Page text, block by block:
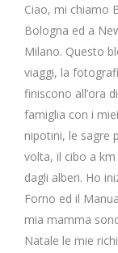
Ciao, mi chiamo
Bologna ed a
Milano. Questo
viaggi, la
finiscono all’ora
famiglia con i
nipotini, le sagre
volta, il cibo a
dagli alberi. Ho
Forno ed il
mia mamma
Natale le mie